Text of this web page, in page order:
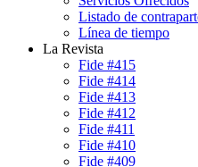
Listado de
Línea de tiempo
La Revista
Fide #415
Fide #414
Fide #413
Fide #412
Fide #411
Fide #410
Fide #409